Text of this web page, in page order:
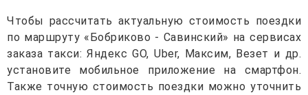
Чтобы рассчитать актуальную стоимость поездки
по маршруту «Бобриково - Савинский» на сервисах
заказа такси: Яндекс GO, Uber, Максим, Везет и др.
установите мобильное приложение на смартфон.
Также точную стоимость поездки можно уточнить